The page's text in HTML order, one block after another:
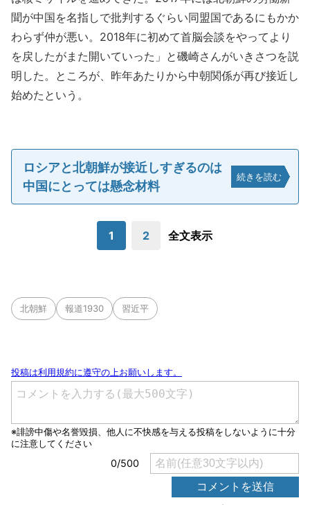
聞が中国を名指しで批判するぐらい同盟国であるにもかか
わらず仲が悪い。2018年に初めて首脳会談をやってより
を戻したがまた開いていった」と磯崎さんがいきさつを説
明した。ところが、昨年あたりから中朝関係が再び接近し
始めたという。
ロシアと北朝鮮が接近しすぎるのは
中国にとっては懸念材料
続きを読む
1 2 全文表示
北朝鮮 報道1930 習近平